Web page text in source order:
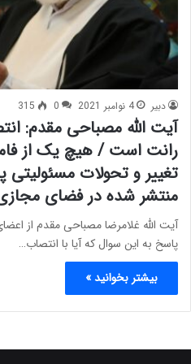
دبیر 4 نوامبر 2021 0
315
آیت الله مصباحی مقدم:
رانت است / هیچ یک از
تغییر و تحولات مسئولیتی
منتشر شده در فضای
آیت الله غلامرضا مصباحی مقدم از
پاسخ به این سوال که آیا با انتصاب…
بیشتر بخوانید »